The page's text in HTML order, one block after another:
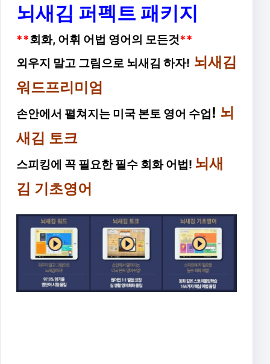
뇌새김 퍼펙트 패키지
**회화, 어휘 어법 영어의 모든것**
외우지 말고 그림으로 뇌새김 하자! 뇌새김
워드프리미엄
손안에서 펼쳐지는 미국 본토 영어 수업 ! 뇌
새김 토크
스피킹에 꼭 필요한 필수 회화 어법! 뇌새
김 기초영어